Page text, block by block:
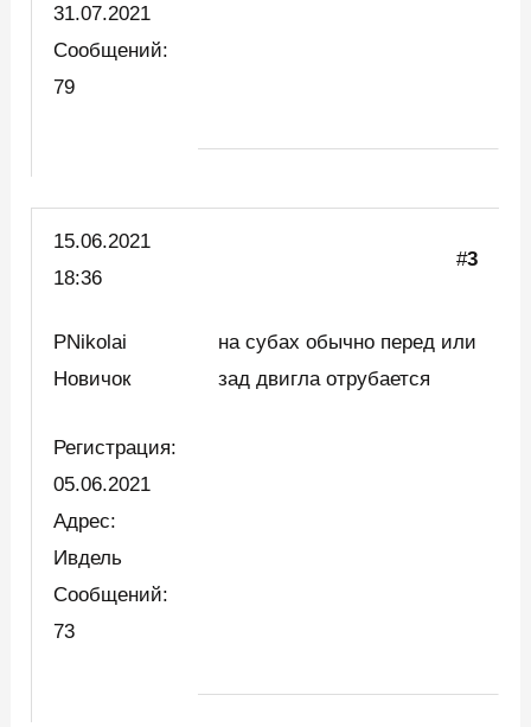
31.07.2021
Сообщений:
79
15.06.2021
18:36
#3
PNikolai
Новичок
Регистрация:
05.06.2021
Адрес:
Ивдель
Сообщений:
73
на субах обычно перед или
зад двигла отрубается